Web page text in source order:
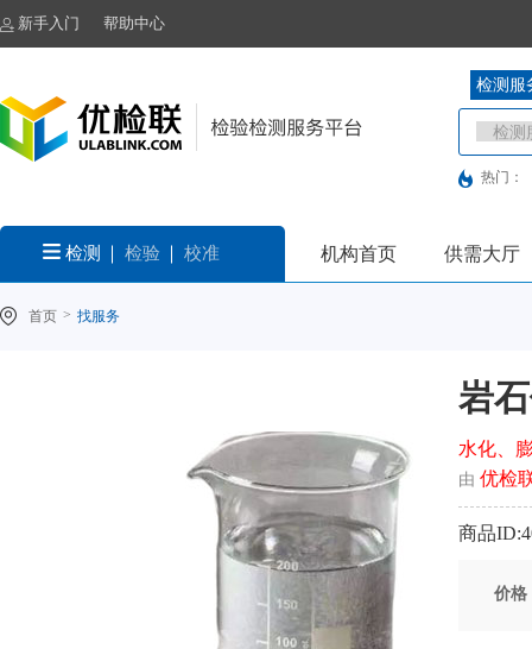
新手入门 帮助中心
检测服
热门：
检测 检验 校准 机构首页 供需大厅
首页 > 找服务
岩
水化、
由 优检
商品
价